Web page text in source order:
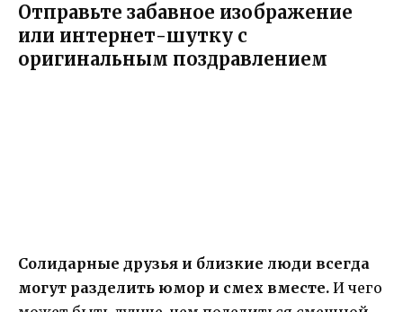
Отправьте забавное изображение
или интернет-шутку с
оригинальным поздравлением
Солидарные друзья и близкие люди всегда
могут разделить юмор и смех вместе. И чего